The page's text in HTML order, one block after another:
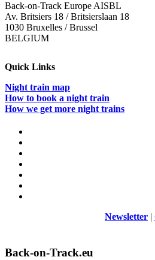
Back-on-Track Europe AISBL
Av. Britsiers 18 / Britsierslaan 18
1030 Bruxelles / Brussel
BELGIUM
Quick Links
Night train map
How to book a night train
How we get more night trains
Newsletter |
Back-on-Track.eu